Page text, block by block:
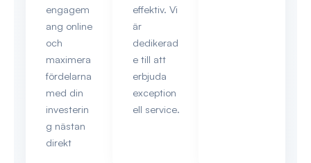
engagem
ang online
och
maximera
fördelarna
med din
investerin
g nästan
direkt
effektiv. Vi
är
dedikerad
e till att
erbjuda
exception
ell service.